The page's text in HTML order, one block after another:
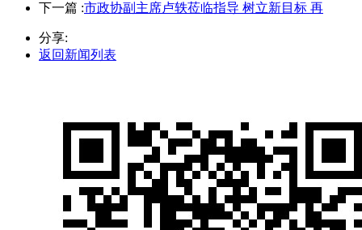
下一篇 :市政协副主席卢轶莅临指导 树立新目标 再
分享:
返回新闻列表